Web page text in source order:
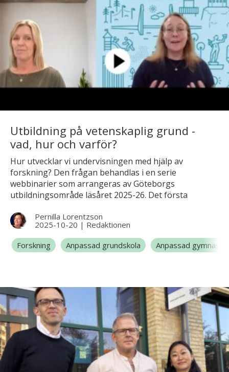
Utbildning på vetenskaplig grund -
vad, hur och varför?
Hur utvecklar vi undervisningen med hjälp av
forskning? Den frågan behandlas i en serie
webbinarier som arrangeras av Göteborgs
utbildningsområde läsåret 2025-26. Det första
reder Camilla Björklund ut vad begreppen
”vetenskaplig grund” och ”vetenskapligt
förhållningssätt” innebär för dig som arbetar i
klassrum eller i barngrupp.
Pernilla Lorentzson
2025-10-20 | Redaktionen
Forskning
Anpassad grundskola Anpassad